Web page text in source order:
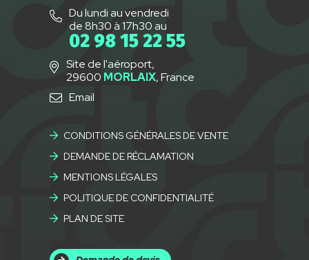
Du lundi au vendredi
de 8h30 à 17h30 au
02 98 15 22 55
Site de l'aéroport,
29600 MORLAIX, France
Email
CONDITIONS GÉNÉRALES DE VENTE
DEMANDE DE RÉCLAMATION
MENTIONS LÉGALES
POLITIQUE DE CONFIDENTIALITÉ
PLAN DE SITE